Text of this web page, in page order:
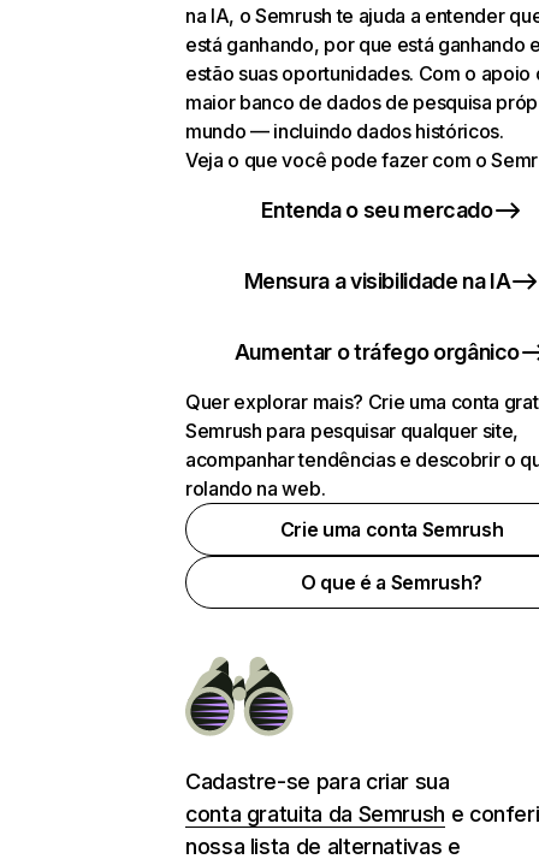
na IA, o Semrush te ajuda a entender
está ganhando, por que está ganhando
estão suas oportunidades. Com o apoio
maior banco de dados de pesquisa
mundo — incluindo dados históricos.
Veja o que você pode fazer com o
Entenda o seu mercado
Mensura a visibilidade na IA
Aumentar o tráfego orgânico
Quer explorar mais? Crie uma conta
Semrush para pesquisar qualquer site,
acompanhar tendências e descobrir o
rolando na web.
Crie uma conta Semrush
O que é a Semrush?
Cadastre-se para criar sua
conta gratuita da Semrush e
nossa lista de alternativas e